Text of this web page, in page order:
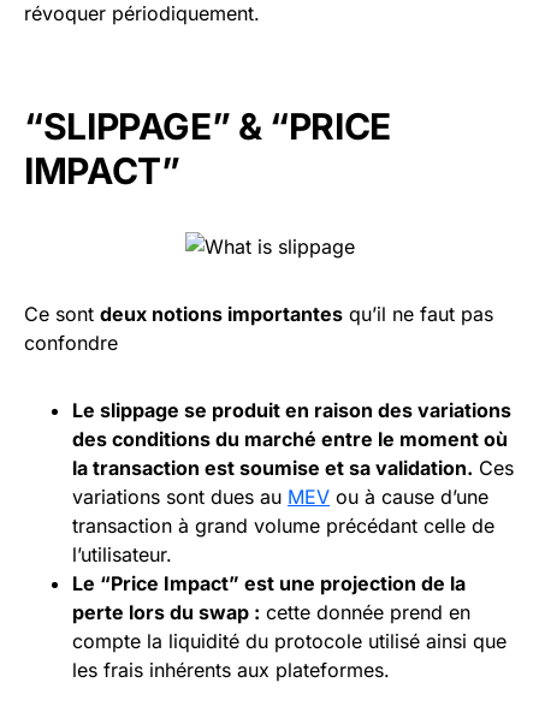
révoquer périodiquement.
“SLIPPAGE” & “PRICE
IMPACT”
Ce sont deux notions importantes qu’il ne faut pas
confondre
Le slippage se produit en raison des variations
des conditions du marché entre le moment où
la transaction est soumise et sa validation. Ces
variations sont dues au MEV ou à cause d’une
transaction à grand volume précédant celle de
l’utilisateur.
Le “Price Impact” est une projection de la
perte lors du swap : cette donnée prend en
compte la liquidité du protocole utilisé ainsi que
les frais inhérents aux plateformes.